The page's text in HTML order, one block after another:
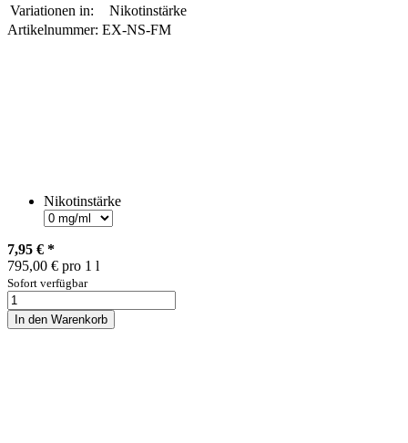
Variationen in:
Nikotinstärke
Artikelnummer: EX-NS-FM
Nikotinstärke
7,95 € *
795,00 € pro 1 l
Sofort verfügbar
In den Warenkorb